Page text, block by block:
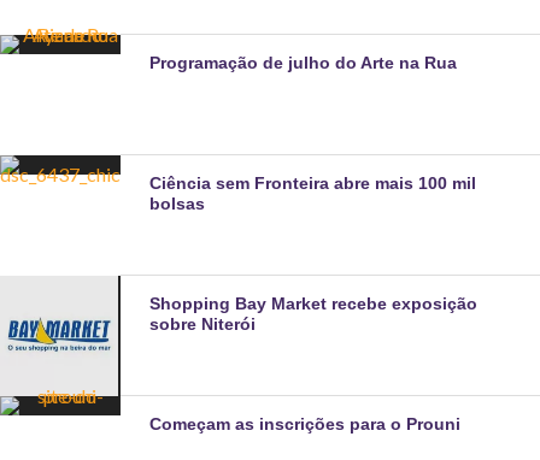
Programação de julho do Arte na Rua
Ciência sem Fronteira abre mais 100 mil
bolsas
Shopping Bay Market recebe exposição
sobre Niterói
Começam as inscrições para o Prouni